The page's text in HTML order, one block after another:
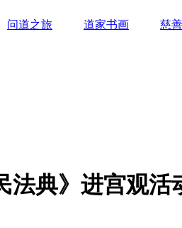
问道之旅 道家书画 慈
法典》进宫观活